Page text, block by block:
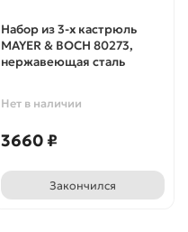
Набор из 3-х кастрюль
MAYER & BOCH 80273,
нержавеющая сталь
Нет в наличии
3660 ₽
Закончился